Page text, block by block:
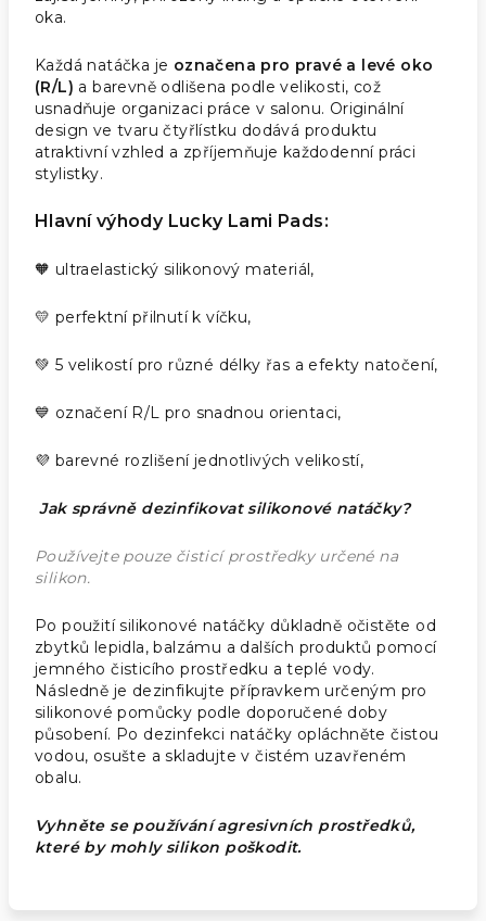
oka.
Každá natáčka je označena pro pravé a levé oko
(R/L) a barevně odlišena podle velikosti, což
usnadňuje organizaci práce v salonu. Originální
design ve tvaru čtyřlístku dodává produktu
atraktivní vzhled a zpříjemňuje každodenní práci
stylistky.
Hlavní výhody Lucky Lami Pads:
🧡 ultraelastický silikonový materiál,
💛 perfektní přilnutí k víčku,
💚 5 velikostí pro různé délky řas a efekty natočení,
💙 označení R/L pro snadnou orientaci,
💜 barevné rozlišení jednotlivých velikostí,
Jak správně dezinfikovat silikonové natáčky?
Používejte pouze čisticí prostředky určené na
silikon.
Po použití silikonové natáčky důkladně očistěte od
zbytků lepidla, balzámu a dalších produktů pomocí
jemného čisticího prostředku a teplé vody.
Následně je dezinfikujte přípravkem určeným pro
silikonové pomůcky podle doporučené doby
působení. Po dezinfekci natáčky opláchněte čistou
vodou, osušte a skladujte v čistém uzavřeném
obalu.
Vyhněte se používání agresivních prostředků,
které by mohly silikon poškodit.